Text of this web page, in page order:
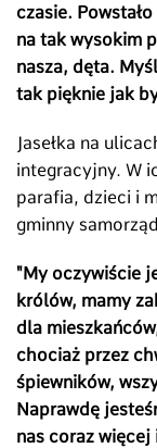
czasie.
na tak wysokim
nasza, dęta.
tak pięknie jak
Jasełka na
integracyjny. W
parafia, dzieci i
gminny
"My oczywiście
królów, mamy
dla
chociaż przez
śpiewników,
Naprawdę
nas coraz